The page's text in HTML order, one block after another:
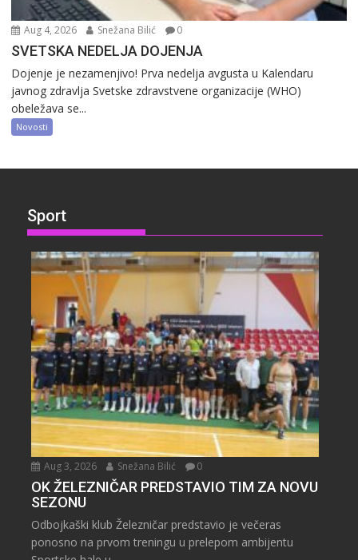
Aug 4, 2026 Snežana Bilić 0
SVETSKA NEDELJA DOJENJA
Dojenje je nezamenjivo! Prva nedelja avgusta u Kalendaru
javnog zdravlja Svetske zdravstvene organizacije (WHO)
obeležava se...
Novosti
Sport
Aug 3, 2026 Snežana Bilić 0
OK ŽELEZNIČAR PREDSTAVIO TIM ZA NOVU
SEZONU
Odbojkaški klub Železničar predstavio je večeras
ponosno na prvom treningu u prelepom ambijentu